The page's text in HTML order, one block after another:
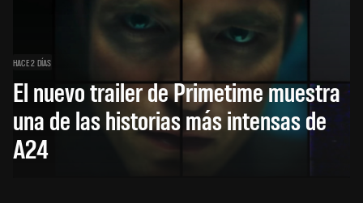
HACE 2 DÍAS
El nuevo trailer de Primetime muestra
una de las historias más intensas de
A24